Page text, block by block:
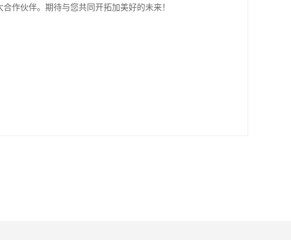
作伙伴。期待与您共同开拓加美好的未来！